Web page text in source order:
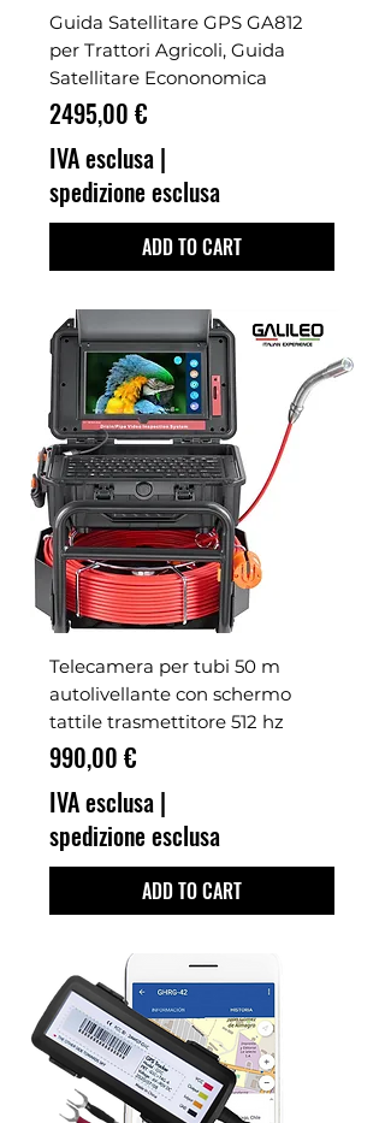
Guida Satellitare GPS GA812
per Trattori Agricoli, Guida
Satellitare Econonomica
Prezzo
2495,00 €
IVA esclusa |
spedizione esclusa
ADD TO CART
Telecamera per tubi 50 m
autolivellante con schermo
tattile trasmettitore 512 hz
Prezzo
990,00 €
IVA esclusa |
spedizione esclusa
ADD TO CART